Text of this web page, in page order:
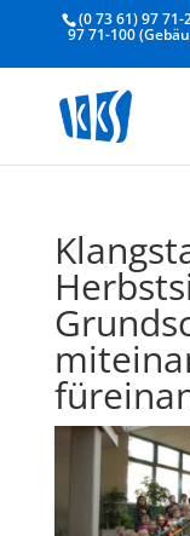
(0 73 61) 97
97 71-100